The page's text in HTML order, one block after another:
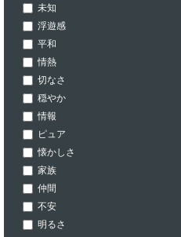
未知
浮遊感
平和
情熱
切なさ
穏やか
情報
ピュア
懐かしさ
家族
仲間
不安
明るさ